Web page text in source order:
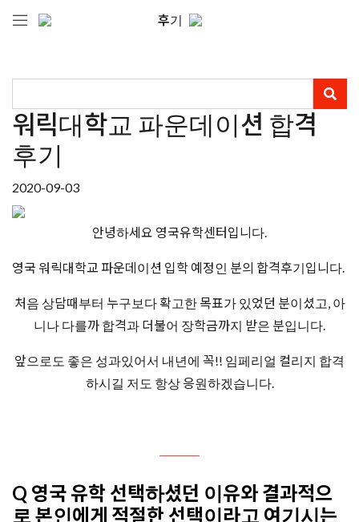
후기
워릭대학교 파운데이션 합격
후기
2020-09-03
안녕하세요 영국유학센터입니다.
영국 워릭대학교 파운데이션 입학 예정인 분의 합격후기입니다.
처음 상담때부터 누구보다 확고한 목표가 있었던 분이셨고, 아
니나 다를까 합격과 더불어 장학금까지 받은 분입니다.
앞으로도 좋은 성과있어서 내년에 꼭!! 임페리얼 컬리지 합격
하시길 저도 항상 응원하겠습니다.
Q 영국 유학 선택하셨던 이유와 결과적으
로 본인에게 적절한 선택이라고 여기시는